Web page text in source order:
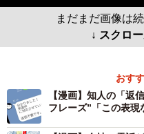
まだまだ画像は
↓ スクロ
おす
【漫画】知人の「返
フレーズ”「この表現